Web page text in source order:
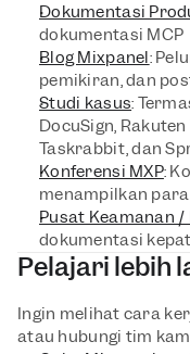
Dokumentasi
dokumentasi MCP
Blog Mixpanel:
pemikiran, dan
Studi kasus:
DocuSign,
Taskrabbit, dan
Konferensi MXP:
menampilkan
Pusat Keamanan
dokumentasi
Pelajari lebih
Ingin melihat cara
atau hubungi tim